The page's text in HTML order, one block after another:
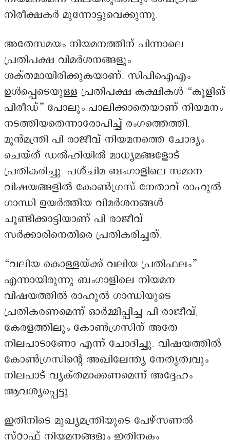
നിരീക്ഷകർ മുന്നോട്ടുവെക്കുന്നു.
അതേസമയം നിയമനത്തിന് പിന്നാലെ
പ്രതിപക്ഷ വിമർശനങ്ങളും
ശക്തമായിരിക്കുകയാണ്. സിപിഐഎം
ഉൾപ്പെടെയുള്ള പ്രതിപക്ഷ കക്ഷികൾ “കൂളിങ്
പിരീഡ്” പോലും പാലിക്കാതെയാണ് നിയമനം
നടത്തിയതെന്നാരോപിച്ച് രംഗത്തെത്തി.
മുൻമന്ത്രി പി രാജീവ് നിയമനത്തെ ചോദ്യം
ചെയ്ത് ഡൽഹിയിൽ മാധ്യമങ്ങളോട്
പ്രതികരിച്ചു. പശ്ചിമ ബംഗാളിലെ സമാന
വിഷയങ്ങളിൽ കോൺഗ്രസ് നേതാവ് രാഹുൽ
ഗാന്ധി ഉയർത്തിയ വിമർശനങ്ങൾ
ചൂണ്ടിക്കാട്ടിയാണ് പി രാജീവ്
സർക്കാരിനെതിരെ പ്രതികരിച്ചത്.
“വലിയ കൊള്ളയ്ക്ക് വലിയ പ്രതിഫലം”
എന്നായിരുന്നു ബംഗാളിലെ നിയമന
വിഷയത്തിൽ രാഹുൽ ഗാന്ധിയുടെ
പ്രതികരണമെന്ന് ഓർമ്മിപ്പിച്ച പി രാജീവ്,
കേരളത്തിലും കോൺഗ്രസിന് അതേ
നിലപാടാണോ എന്ന് ചോദിച്ചു. വിഷയത്തിൽ
കോൺഗ്രസിന്റെ അഖിലേന്ത്യ നേതൃത്വവും
നിലപാട് വ്യക്തമാക്കണമെന്ന് അദ്ദേഹം
ആവശ്യപ്പെട്ടു.
ഇതിനിടെ മുഖ്യമന്ത്രിയുടെ പേഴ്‌സണൽ
സ്റ്റാഫ് നിയമനങ്ങളും ഇതിനകം